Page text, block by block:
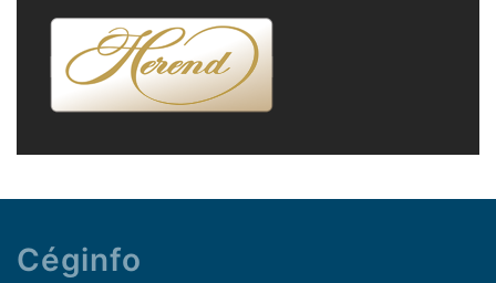
Céginfo